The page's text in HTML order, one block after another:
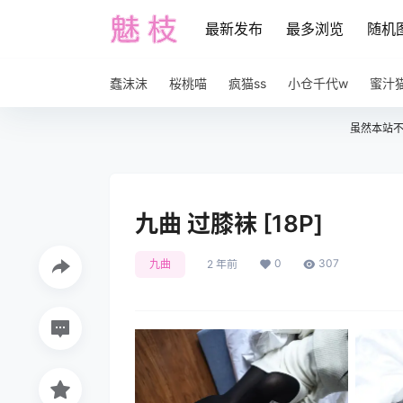
最新发布 最多浏览 随机
蠢沫沫 桜桃喵 疯猫ss 小仓千代w 蜜汁
虽然本站
九曲 过膝袜 [18P]
九曲 2 年前 0 307